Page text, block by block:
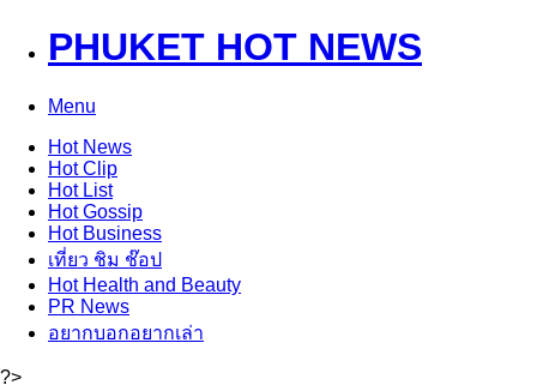
PHUKET HOT NEWS
Menu
HotNews
HotClip
HotList
HotGossip
HotBusiness
เที่ยว ชิม ช๊อป
HotHealth and Beauty
PR News
อยากบอกอยากเล่า
?>